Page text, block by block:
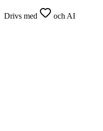
Drivs med och AI